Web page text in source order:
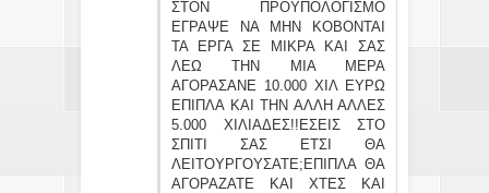
ΣΤΟΝ ΠΡΟΫΠΟΛΟΓΙΣΜΟ
ΕΓΡΑΨΕ ΝΑ ΜΗΝ ΚΟΒΟΝΤΑΙ
ΤΑ ΕΡΓΑ ΣΕ ΜΙΚΡΑ ΚΑΙ ΣΑΣ
ΛΕΩ ΤΗΝ ΜΙΑ ΜΕΡΑ
ΑΓΟΡΑΣΑΝΕ 10.000 ΧΙΛ ΕΥΡΩ
ΕΠΙΠΛΑ ΚΑΙ ΤΗΝ ΑΛΛΗ ΑΛΛΕΣ
5.000 ΧΙΛΙΑΔΕΣ!!ΕΣΕΙΣ ΣΤΟ
ΣΠΙΤΙ ΣΑΣ ΕΤΣΙ ΘΑ
ΛΕΙΤΟΥΡΓΟΥΣΑΤΕ;ΕΠΙΠΛΑ ΘΑ
ΑΓΟΡΑΖΑΤΕ ΚΑΙ ΧΤΕΣ ΚΑΙ